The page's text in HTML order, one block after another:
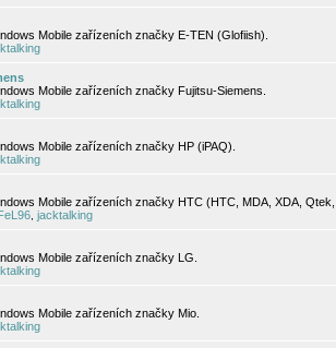
Mobile zařízeních značky E-TEN (Glofiish).
Mobile zařízeních značky Fujitsu-Siemens.
Mobile zařízeních značky HP (iPAQ).
Mobile zařízeních značky HTC (HTC, MDA, XDA,
jacktalking
Mobile zařízeních značky LG.
Mobile zařízeních značky Mio.